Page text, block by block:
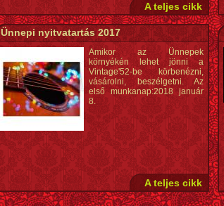
A teljes cikk
Ünnepi nyitvatartás 2017
Amikor az Ünnepek
környékén lehet jönni a
Vintage'52-be körbenézni,
vásárolni, beszélgetni. Az
első munkanap:2018 január
8.
A teljes cikk